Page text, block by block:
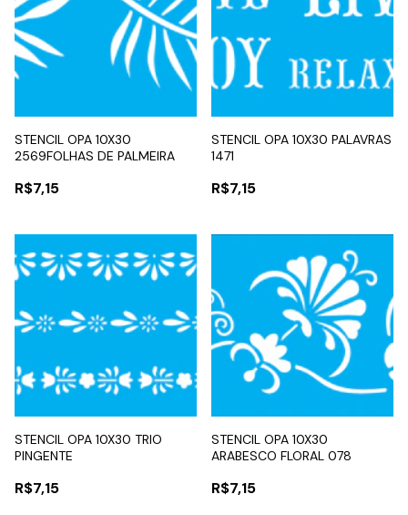
STENCIL OPA 10X30
2569FOLHAS DE PALMEIRA
R$7,15
STENCIL OPA 10X30 PALAVRAS
1471
R$7,15
STENCIL OPA 10X30 TRIO
PINGENTE
R$7,15
STENCIL OPA 10X30
ARABESCO FLORAL 078
R$7,15